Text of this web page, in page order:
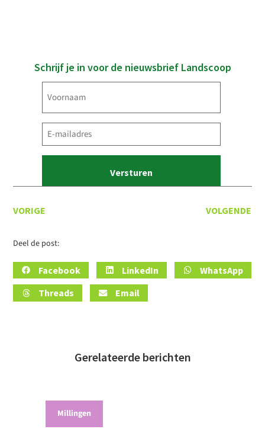
Schrijf je in voor de nieuwsbrief Landscoop
(Vereist)
E-
mailadres
(Vereist)
VORIGE VOLGENDE
Deel de post:
Facebook LinkedIn
WhatsApp
Threads
Email
Gerelateerde berichten
Millingen